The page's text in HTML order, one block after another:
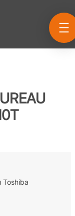
Toshiba